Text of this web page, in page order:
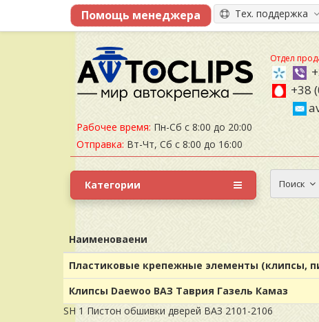
Тех. поддержка
Рабочее время: Пн-Сб с 8:00 до 20:00
Отправка: Вт-Чт, Сб с 8:00 до 16:00
Отдел
+38
Поиск
Категории
Наименоваени
Пластиковые крепежные элементы (клипсы,
Клипсы Daewoo ВАЗ Таврия Газель Камаз
SH 1 Пистон обшивки дверей ВАЗ 2101-2106